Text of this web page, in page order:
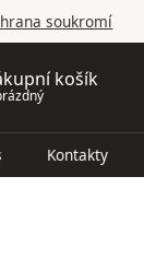
soukromí
košík
Kontakty